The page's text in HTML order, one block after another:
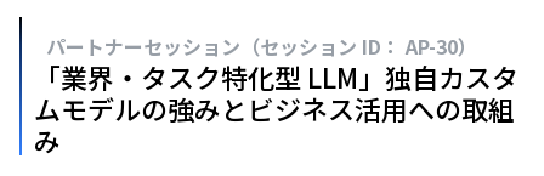
パートナーセッション（セッション ID： AP-30）
「業界・タスク特化型 LLM」独自カスタ
ムモデルの強みとビジネス活用への取組
み